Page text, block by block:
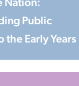
Public
the Early Years